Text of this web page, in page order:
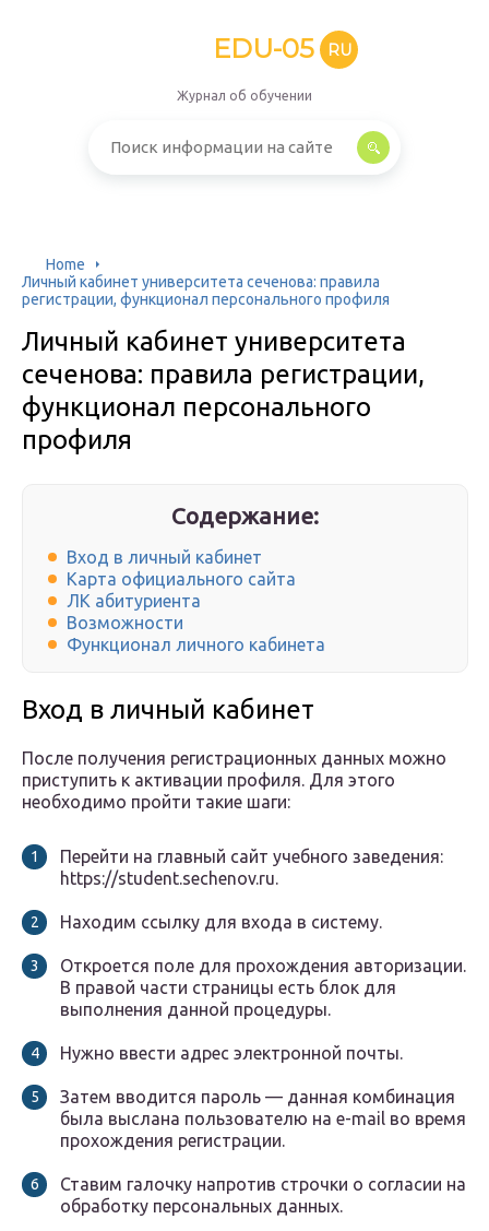
EDU-05 RU
Журнал об обучении
Home
Личный кабинет университета сеченова: правила
регистрации, функционал персонального профиля
Личный кабинет университета
сеченова: правила регистрации,
функционал персонального
профиля
Содержание:
Вход в личный кабинет
Карта официального сайта
ЛК абитуриента
Возможности
Функционал личного кабинета
Вход в личный кабинет
После получения регистрационных данных можно
приступить к активации профиля. Для этого
необходимо пройти такие шаги:
Перейти на главный сайт учебного заведения:
https://student.sechenov.ru.
Находим ссылку для входа в систему.
Откроется поле для прохождения авторизации.
В правой части страницы есть блок для
выполнения данной процедуры.
Нужно ввести адрес электронной почты.
Затем вводится пароль — данная комбинация
была выслана пользователю на e-mail во время
прохождения регистрации.
Ставим галочку напротив строчки о согласии на
обработку персональных данных.